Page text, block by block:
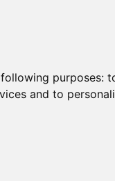
purposes:
and to